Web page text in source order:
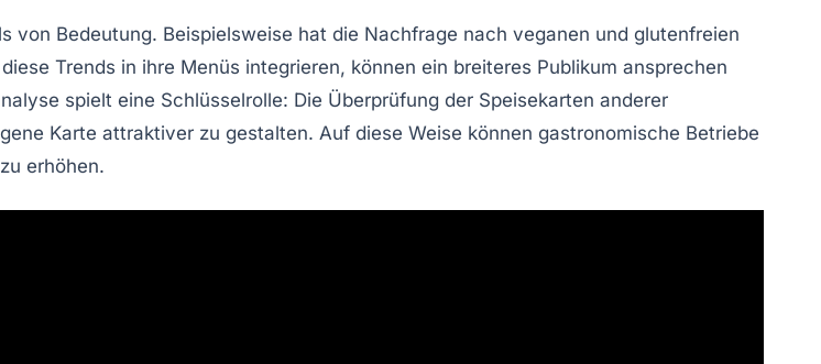
von Bedeutung. Beispielsweise hat die Nachfrage nach veganen und glutenfreien
Trends in ihre Menüs integrieren, können ein breiteres Publikum ansprechen
spielt eine Schlüsselrolle: Die Überprüfung der Speisekarten anderer
Karte attraktiver zu gestalten. Auf diese Weise können gastronomische Betriebe
zu erhöhen.